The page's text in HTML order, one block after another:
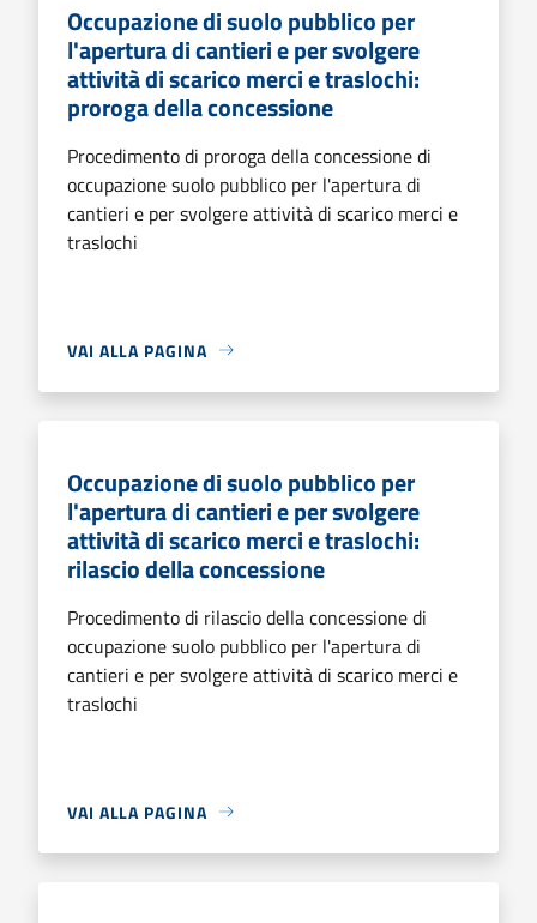
Occupazione di suolo pubblico per
l'apertura di cantieri e per svolgere
attività di scarico merci e traslochi:
proroga della concessione
Procedimento di proroga della concessione di
occupazione suolo pubblico per l'apertura di
cantieri e per svolgere attività di scarico merci e
traslochi
VAI ALLA PAGINA
Occupazione di suolo pubblico per
l'apertura di cantieri e per svolgere
attività di scarico merci e traslochi:
rilascio della concessione
Procedimento di rilascio della concessione di
occupazione suolo pubblico per l'apertura di
cantieri e per svolgere attività di scarico merci e
traslochi
VAI ALLA PAGINA